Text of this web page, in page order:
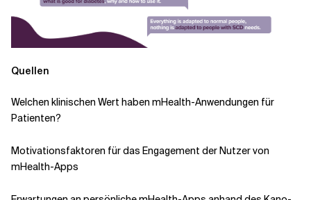
Quellen
Welchen klinischen Wert haben mHealth-Anwendungen für
Patienten?
Motivationsfaktoren für das Engagement der Nutzer von
mHealth-Apps